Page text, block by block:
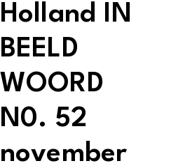
Holland IN
BEELD
WOORD
N0. 52
november